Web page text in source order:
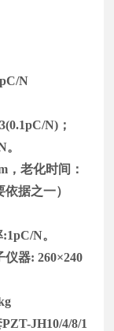
N
3(0.1pC/N) ；
。
，老化时间：
据之一）
:1pC/N。
仪器: 260×240
PZT-JH10/4/8/1